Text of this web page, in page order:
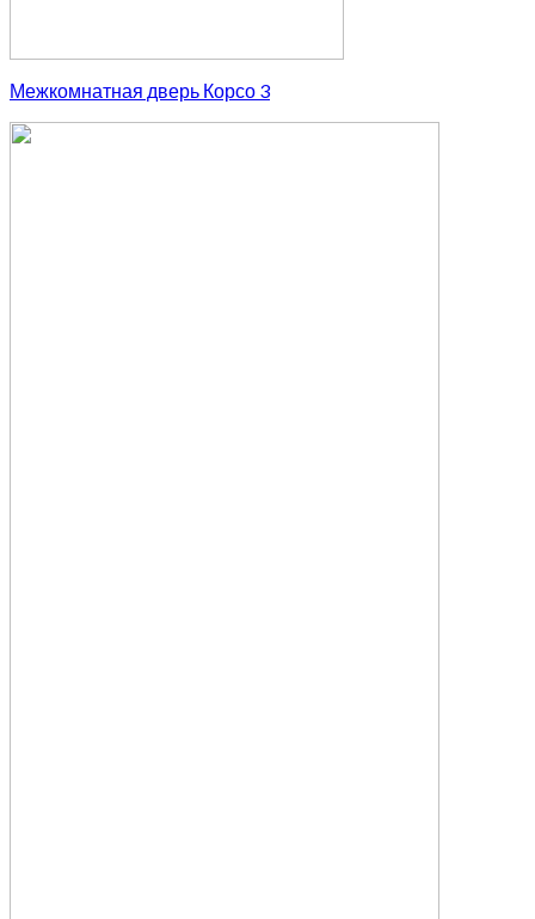
Межкомнатная дверь Корсо 3